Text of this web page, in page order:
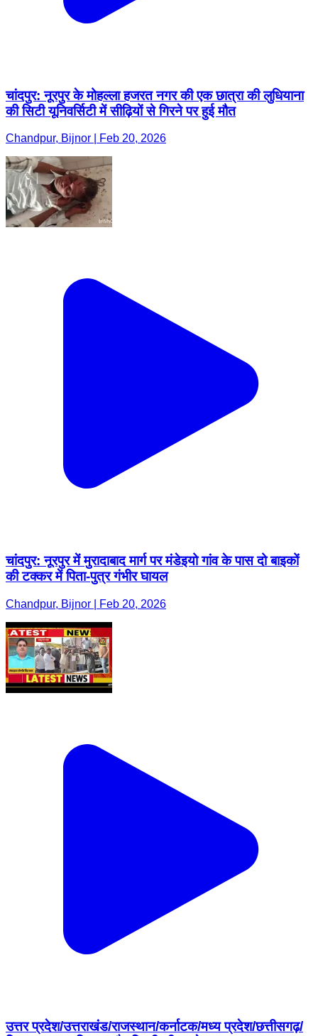
चांदपुर: नूरपुर के मोहल्ला हजरत नगर की एक छात्रा की लुधियाना
की सिटी यूनिवर्सिटी में सीढ़ियों से गिरने पर हुई मौत
Chandpur, Bijnor | Feb 20, 2026
चांदपुर: नूरपुर में मुरादाबाद मार्ग पर मंडेइयो गांव के पास दो बाइकों
की टक्कर में पिता-पुत्र गंभीर घायल
Chandpur, Bijnor | Feb 20, 2026
उत्तर प्रदेश/उत्तराखंड/राजस्थान/कर्नाटक/मध्य प्रदेश/छत्तीसगढ़/